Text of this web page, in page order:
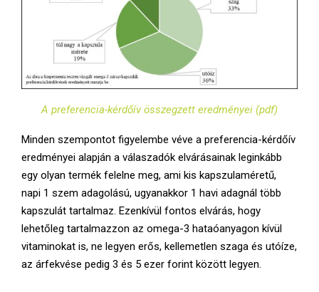
A preferencia-kérdőív összegzett eredményei (pdf)
Minden szempontot figyelembe véve a preferencia-kérdőív
eredményei alapján a válaszadók elvárásainak leginkább
egy olyan termék felelne meg, ami kis kapszulaméretű,
napi 1 szem adagolású, ugyanakkor 1 havi adagnál több
kapszulát tartalmaz. Ezenkívül fontos elvárás, hogy
lehetőleg tartalmazzon az omega-3 hataóanyagon kívül
vitaminokat is, ne legyen erős, kellemetlen szaga és utóíze,
az árfekvése pedig 3 és 5 ezer forint között legyen.